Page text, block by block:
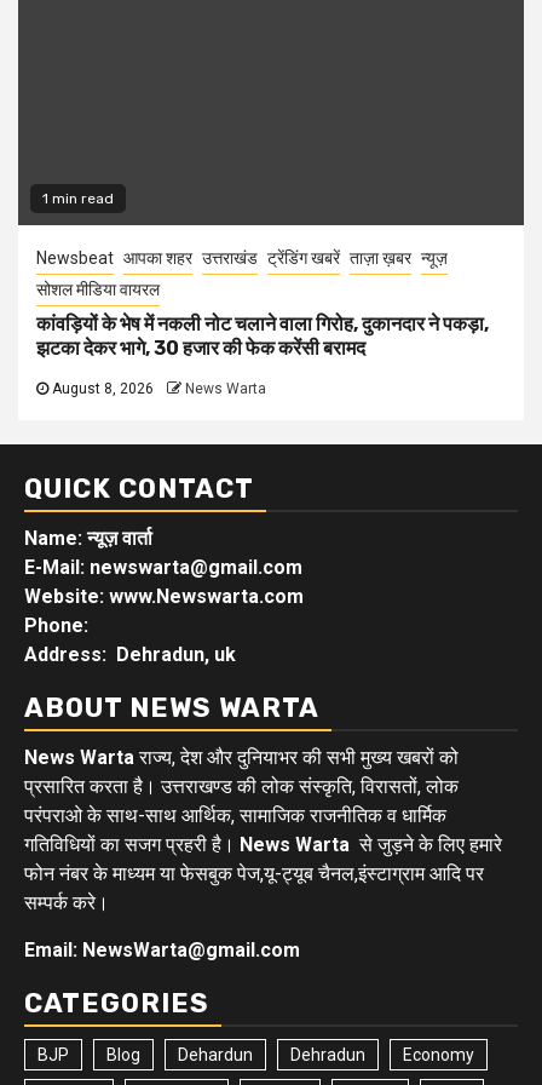
1 min read
Newsbeat आपका शहर उत्तराखंड ट्रेंडिंग खबरें ताज़ा ख़बर न्यूज़
सोशल मीडिया वायरल
कांवड़ियों के भेष में नकली नोट चलाने वाला गिरोह, दुकानदार ने पकड़ा,
झटका देकर भागे, 30 हजार की फेक करेंसी बरामद
August 8, 2026 News Warta
QUICK CONTACT
Name: न्यूज़ वार्ता
E-Mail: newswarta@gmail.com
Website: www.Newswarta.com
Phone:
Address: Dehradun, uk
ABOUT NEWS WARTA
News Wartaराज्य, देश और दुनियाभर की सभी मुख्य खबरों को
प्रसारित करता है। उत्तराखण्ड की लोक संस्कृति, विरासतों, लोक
परंपराओ के साथ-साथ आर्थिक, सामाजिक राजनीतिक व धार्मिक
गतिविधियों का सजग प्रहरी है। News Warta से जुड़ने के लिए हमारे
फोन नंबर के माध्यम या फेसबुक पेज,यू-ट्यूब चैनल,इंस्टाग्राम आदि पर
सम्पर्क करे।
Email: NewsWarta@gmail.com
CATEGORIES
BJP Blog Dehardun Dehradun Economy